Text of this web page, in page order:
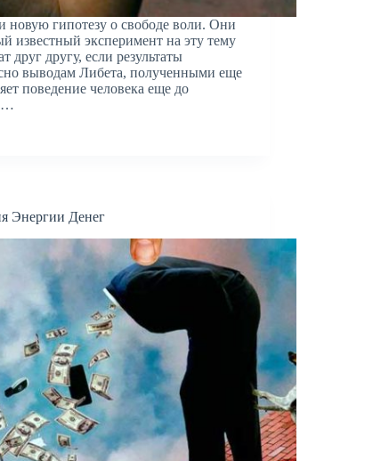
новую гипотезу о свободе воли. Они
известный эксперимент на эту тему
друг другу, если результаты
выводам Либета, полученными еще
поведение человека еще до
Энергии Денег